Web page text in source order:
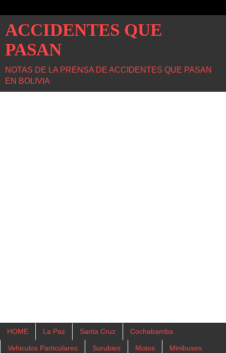
ACCIDENTES QUE
PASAN
NOTAS DE LA PRENSA DE ACCIDENTES QUE PASAN
EN BOLIVIA
HOME La Paz Santa Cruz Cochabamba
Vehiculos Particulares Surubies Motos Minibuses